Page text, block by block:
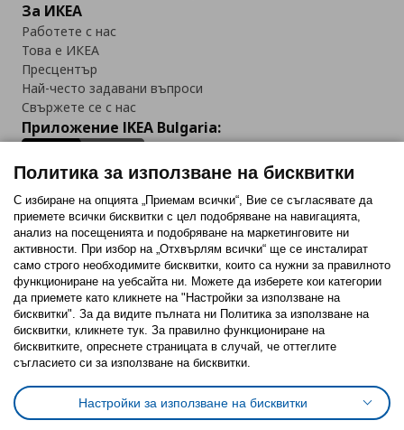
За ИКЕА
Работете с нас
Това е ИКЕА
Пресцентър
Най-често задавани въпроси
Свържете се с нас
Приложение IKEA Bulgaria:
Последвайте ни:
FacebookTwitterYoutubePinterestInstagram
Политика за използване на бисквитки (Cookies)
Избор на настройки за използване на бисквитки
Условия за ползване на ikea.bgОбща политика за личните данни
Политика за защита на личните данни на ikea.bg
Политика за използване на бисквитки
С избиране на опцията „Приемам всички“, Вие се съгласявате да
приемете всички бисквитки с цел подобряване на навигацията,
анализ на посещенията и подобряване на маркетинговите ни
активности. При избор на „Отхвърлям всички“ ще се инсталират
само строго необходимитe бисквитки, които са нужни за правилното
функциониране на уебсайта ни. Можете да изберете кои категории
да приемете като кликнете на "Настройки за използване на
бисквитки". За да видите пълната ни Политика за използване на
бисквитки, кликнете тук. За правилно функциониране на
бисквитките, опреснете страницата в случай, че оттеглите
съгласието си за използване на бисквитки.
Настройки за използване на бисквитки